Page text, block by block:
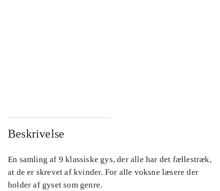
Beskrivelse
En samling af 9 klassiske gys, der alle har det fællestræk,
at de er skrevet af kvinder. For alle voksne læsere der
holder af gyset som genre.